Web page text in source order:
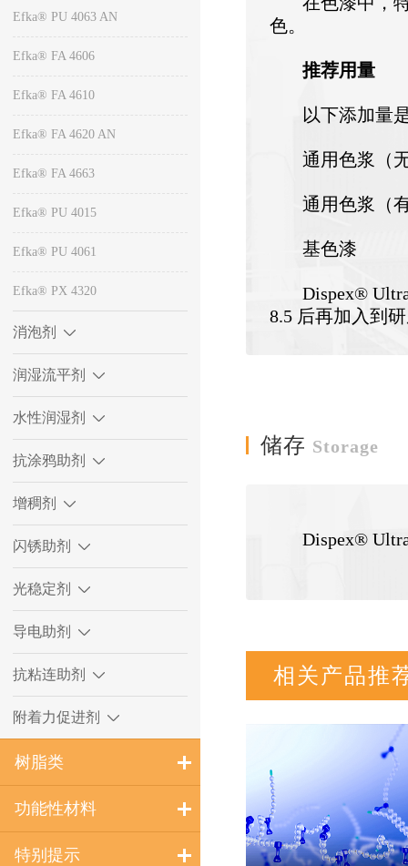
Efka® PU 4063 AN
Efka® FA 4606
Efka® FA 4610
Efka® FA 4620 AN
Efka® FA 4663
Efka® PU 4015
Efka® PU 4061
Efka® PX 4320
消泡剂
润湿流平剂
水性润湿剂
抗涂鸦助剂
增稠剂
闪锈助剂
光稳定剂
导电助剂
抗粘连助剂
附着力促进剂
树脂类
功能性材料
特别提示
色。
推荐用量
以下添加量
通用色浆（
通用色浆（
基色漆
Dispex®
8.5 后再加入到
储存 Storage
Dispex®
相关产品推